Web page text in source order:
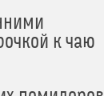
к чаю